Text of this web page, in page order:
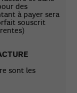
des
à payer sera
souscrit
sont les